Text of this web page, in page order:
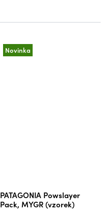
Novinka
PATAGONIA Powslayer
Pack, MYGR (vzorek)